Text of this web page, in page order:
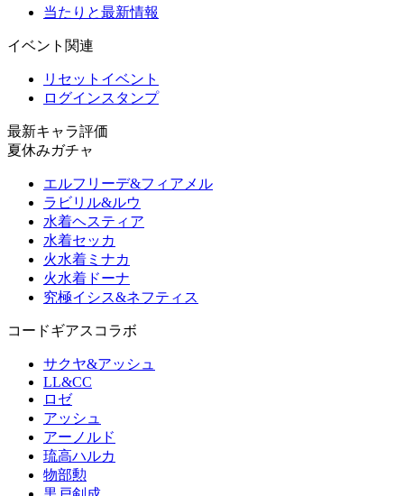
当たりと最新情報
イベント関連
リセットイベント
ログインスタンプ
最新キャラ評価
夏休みガチャ
エルフリーデ&フィアメル
ラビリル&ルウ
水着ヘスティア
水着セッカ
火水着ミナカ
火水着ドーナ
究極イシス&ネフティス
コードギアスコラボ
サクヤ&アッシュ
LL&CC
ロゼ
アッシュ
アーノルド
琉高ハルカ
物部勲